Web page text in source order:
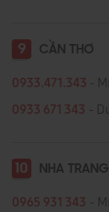
9 CẦN THƠ
0933.471.343 -
0933 671 343 -
10 NHA TRANG
0965 931 343 -